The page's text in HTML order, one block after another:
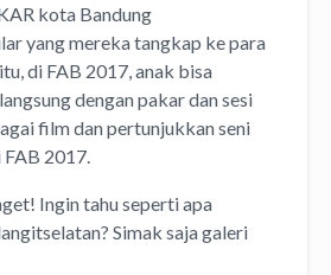
kota Bandung
yang mereka tangkap ke para
di FAB 2017, anak bisa
dengan pakar dan sesi
film dan pertunjukkan seni
2017.
Ingin tahu seperti apa
Simak saja galeri